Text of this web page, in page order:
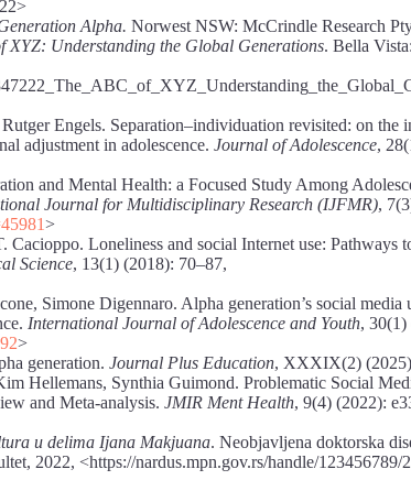
Alpha. Norwest NSW: McCrindle Research
XYZ: Understanding the Global Generations. Bella
Engels. Separation–individuation revisited: on the
adjustment in adolescence. Journal of Adolescence,
and Mental Health: a Focused Study Among
Journal for Multidisciplinary Research (IJFMR),
>
Loneliness and social Internet use: Pathways
Science, 13(1) (2018): 70–87,
Simone Digennaro. Alpha generation’s social media
International Journal of Adolescence and Youth, 30(1)
>
generation. Journal Plus Education, XXXIX(2)
Hellemans, Synthia Guimond. Problematic Social
and Meta-analysis. JMIR Ment Health, 9(4) (2022):
u delima Ijana Makjuana. Neobjavljena doktorska
2022, ˂https://nardus.mpn.gov.rs/handle/123456789/